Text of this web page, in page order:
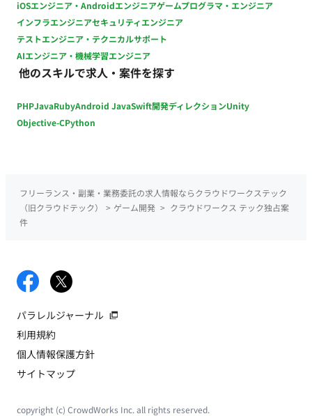
iOSエンジニア・Androidエンジニアゲームプログラマ・エンジニア
インフラエンジニアセキュリティエンジニア
テストエンジニア・テクニカルサポート
AIエンジニア・機械学習エンジニア
他のスキルで求人・案件を探す
PHPJavaRubyAndroid JavaSwift開発ディレクションUnity
Objective-CPython
フリーランス・副業・業務委託の求人情報ならクラウドワークステック
（旧クラウドテック）
> ゲーム開発 > クラウドワークス テック独占案
件
パラレルジャーナル
利用規約
個人情報保護方針
サイトマップ
copyright (c) CrowdWorks Inc. all rights reserved.